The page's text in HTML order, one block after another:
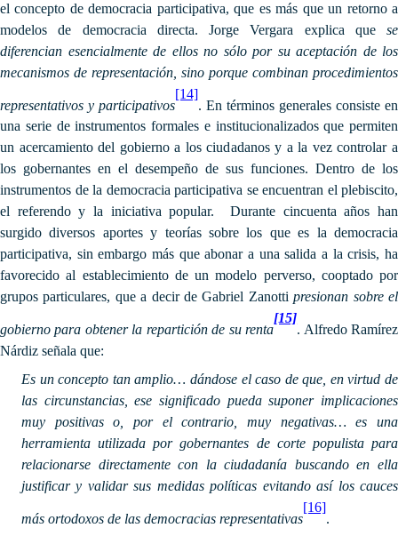
el concepto de democracia participativa, que es más que un retorno a
modelos de democracia directa. Jorge Vergara explica que se
diferencian esencialmente de ellos no sólo por su aceptación de los
mecanismos de representación, sino porque combinan procedimientos
representativos y participativos
[14]
. En términos generales consiste en
una serie de instrumentos formales e institucionalizados que permiten
un acercamiento del gobierno a los ciudadanos y a la vez controlar a
los gobernantes en el desempeño de sus funciones. Dentro de los
instrumentos de la democracia participativa se encuentran el plebiscito,
el referendo y la iniciativa popular. Durante cincuenta años han
surgido diversos aportes y teorías sobre los que es la democracia
participativa, sin embargo más que abonar a una salida a la crisis, ha
favorecido al establecimiento de un modelo perverso, cooptado por
grupos particulares, que a decir de Gabriel Zanottipresionan sobre el
gobierno para obtener la repartición de su renta
[15]
. Alfredo Ramírez
Nárdiz señala que:
Es un concepto tan amplio… dándose el caso de que, en virtud de
las circunstancias, ese significado pueda suponer implicaciones
muy positivas o, por el contrario, muy negativas… es una
herramienta utilizada por gobernantes de corte populista para
relacionarse directamente con la ciudadanía buscando en ella
justificar y validar sus medidas políticas evitando así los cauces
más ortodoxos de las democracias representativas
[16]
.